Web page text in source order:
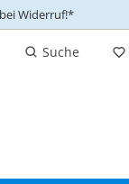
Widerruf!*
Suche